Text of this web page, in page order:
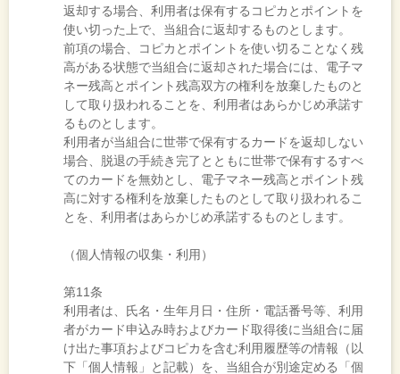
返却する場合、利用者は保有するコピカとポイントを
使い切った上で、当組合に返却するものとします。
前項の場合、コピカとポイントを使い切ることなく残
高がある状態で当組合に返却された場合には、電子マ
ネー残高とポイント残高双方の権利を放棄したものと
して取り扱われることを、利用者はあらかじめ承諾す
るものとします。
利用者が当組合に世帯で保有するカードを返却しない
場合、脱退の手続き完了とともに世帯で保有するすべ
てのカードを無効とし、電子マネー残高とポイント残
高に対する権利を放棄したものとして取り扱われるこ
とを、利用者はあらかじめ承諾するものとします。
（個人情報の収集・利用）
第11条
利用者は、氏名・生年月日・住所・電話番号等、利用
者がカード申込み時およびカード取得後に当組合に届
け出た事項およびコピカを含む利用履歴等の情報（以
下「個人情報」と記載）を、当組合が別途定める「個